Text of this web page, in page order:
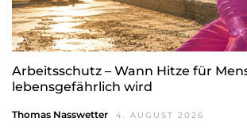
Arbeitsschutz – Wann Hitze für
lebensgefährlich wird
Thomas Nasswetter 4. AUGUST 2026